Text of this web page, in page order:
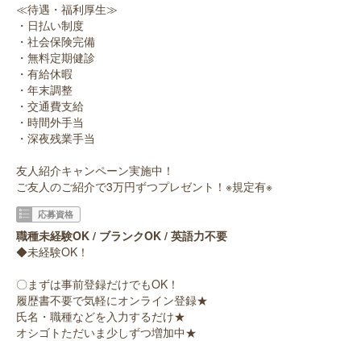
≪待遇・福利厚生≫
・日払い制度
・社会保険完備
・無料定期健診
・有給休暇
・年末調整
・交通費支給
・時間外手当
・深夜残業手当
友人紹介キャンペーン実施中！
ご友人のご紹介で3万円ずつプレゼント！※規定有※
応募資格
職種未経験OK / ブランクOK / 英語力不要
◆未経験OK！
〇まずは事前登録だけでもOK！
履歴書不要で気軽にオンライン登録★
氏名・職種などを入力するだけ★
オシゴトただいま少しずつ増加中★